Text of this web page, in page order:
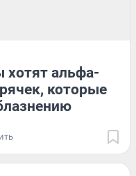
хотят альфа-
которые